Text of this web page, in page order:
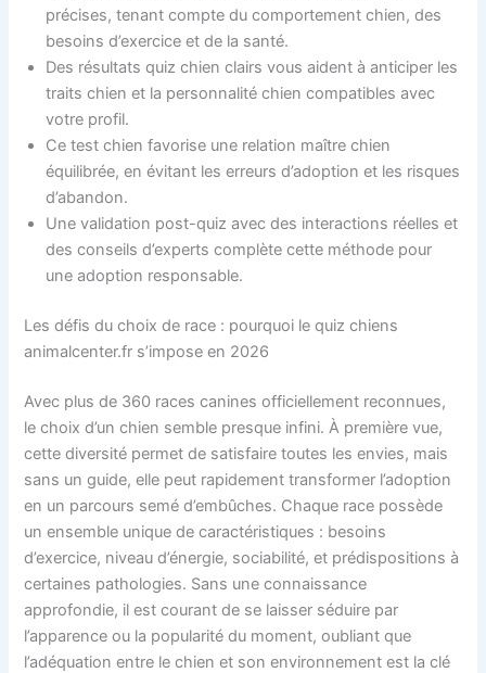
précises, tenant compte du comportement chien, des
besoins d’exercice et de la santé.
Des résultats quiz chien clairs vous aident à anticiper les
traits chien et la personnalité chien compatibles avec
votre profil.
Ce test chien favorise une relation maître chien
équilibrée, en évitant les erreurs d’adoption et les risques
d’abandon.
Une validation post-quiz avec des interactions réelles et
des conseils d’experts complète cette méthode pour
une adoption responsable.
Les défis du choix de race : pourquoi le quiz chiens
animalcenter.fr s’impose en 2026
Avec plus de 360 races canines officiellement reconnues,
le choix d’un chien semble presque infini. À première vue,
cette diversité permet de satisfaire toutes les envies, mais
sans un guide, elle peut rapidement transformer l’adoption
en un parcours semé d’embûches. Chaque race possède
un ensemble unique de caractéristiques : besoins
d’exercice, niveau d’énergie, sociabilité, et prédispositions à
certaines pathologies. Sans une connaissance
approfondie, il est courant de se laisser séduire par
l’apparence ou la popularité du moment, oubliant que
l’adéquation entre le chien et son environnement est la clé